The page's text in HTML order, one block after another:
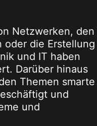
Netzwerken, den
oder die Erstellung
und IT haben
Darüber hinaus
Themen smarte
und
und